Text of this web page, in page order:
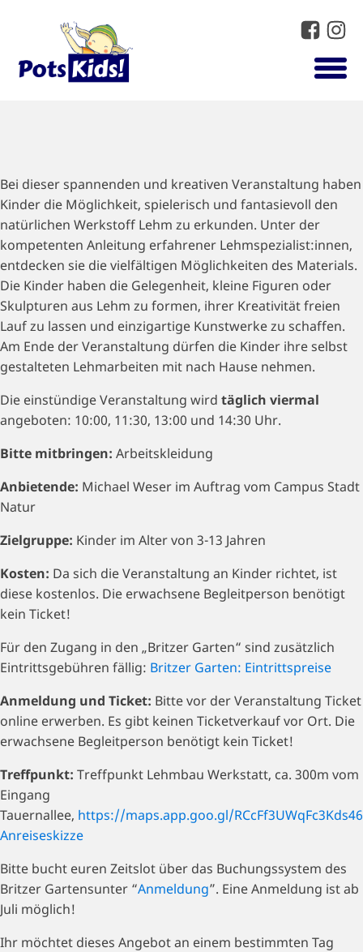
Bei dieser spannenden und kreativen Veranstaltung haben
Kinder die Möglichkeit, spielerisch und fantasievoll den
natürlichen Werkstoff Lehm zu erkunden. Unter der
kompetenten Anleitung erfahrener Lehmspezialist:innen,
entdecken sie die vielfältigen Möglichkeiten des Materials.
Die Kinder haben die Gelegenheit, kleine Figuren oder
Skulpturen aus Lehm zu formen, ihrer Kreativität freien
Lauf zu lassen und einzigartige Kunstwerke zu schaffen.
Am Ende der Veranstaltung dürfen die Kinder ihre selbst
gestalteten Lehmarbeiten mit nach Hause nehmen.
Die einstündige Veranstaltung wird täglich viermal
angeboten: 10:00, 11:30, 13:00 und 14:30 Uhr.
Bitte mitbringen: Arbeitskleidung
Anbietende: Michael Weser im Auftrag vom Campus Stadt
Natur
Zielgruppe: Kinder im Alter von 3-13 Jahren
Kosten: Da sich die Veranstaltung an Kinder richtet, ist
diese kostenlos. Die erwachsene Begleitperson benötigt
kein Ticket!
Für den Zugang in den „Britzer Garten“ sind zusätzlich
Eintrittsgebühren fällig: Britzer Garten: Eintrittspreise
Anmeldung und Ticket: Bitte vor der Veranstaltung Ticket
online erwerben. Es gibt keinen Ticketverkauf vor Ort. Die
erwachsene Begleitperson benötigt kein Ticket!
Treffpunkt: Treffpunkt Lehmbau Werkstatt, ca. 300m vom
Eingang
Tauernallee, https://maps.app.goo.gl/RCcFf3UWqFc3Kds46
Anreiseskizze
Bitte bucht euren Zeitslot über das Buchungssystem des
Britzer Gartensunter “Anmeldung”. Eine Anmeldung ist ab
Juli möglich!
Ihr möchtet dieses Angebot an einem bestimmten Tag